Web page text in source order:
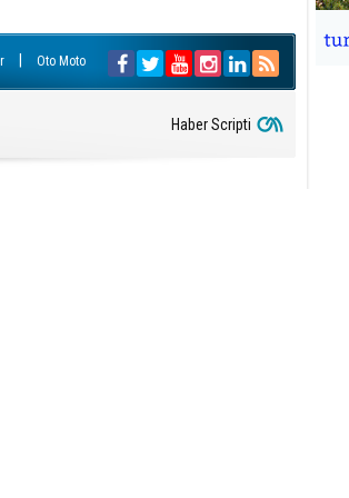
DİNÇ
Yeni Dönem, Yeni
Oto Moto
Haber Scripti